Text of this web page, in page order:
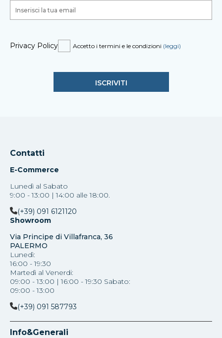
Privacy Policy Accetto i termini e le condizioni (leggi)
Contatti
E-Commerce
Lunedì al Sabato
9:00 - 13:00 | 14:00 alle 18:00.
(+39) 091 6121120
Showroom
Via Principe di Villafranca, 36
PALERMO
Lunedì:
16:00 - 19:30
Martedì al Venerdi:
09:00 - 13:00 | 16:00 - 19:30 Sabato:
09:00 - 13:00
(+39) 091 587793
Info&Generali